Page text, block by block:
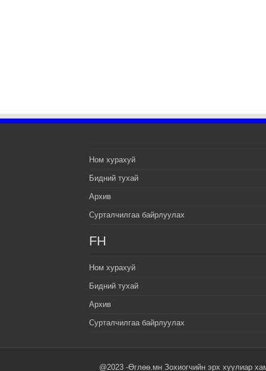
Ном хурахуй
Бидний тухай
Архив
Сурталчилгаа байрлуулах
FH
Ном хурахуй
Бидний тухай
Архив
Сурталчилгаа байрлуулах
@2023 -Өглөө.мн Зохиогчийн эрх хуулиар